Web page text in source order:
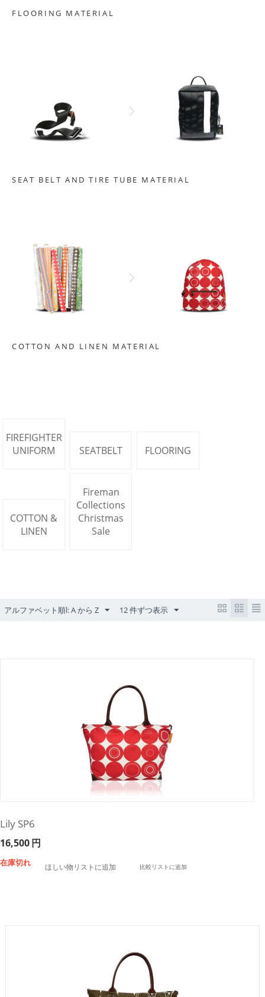
FLOORING MATERIAL
SEAT BELT AND TIRE TUBE MATERIAL
COTTON AND LINEN MATERIAL
FIREFIGHTER
UNIFORM
SEATBELT FLOORING
COTTON &
LINEN
Fireman
Collections
Christmas
Sale
アルファベット順l: A から Z 12 件ずつ表示
Lily SP6
16,500円
在庫切れ ほしい物リストに追加 比較リストに追加